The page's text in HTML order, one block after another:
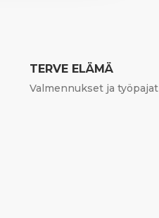
TERVE ELÄMÄ
Valmennukset ja työpajat